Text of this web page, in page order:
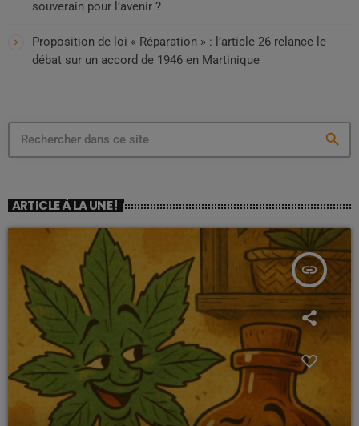
souverain pour l’avenir ?
Proposition de loi « Réparation » : l’article 26 relance le
débat sur un accord de 1946 en Martinique
search
ARTICLE À LA UNE !
insert_link